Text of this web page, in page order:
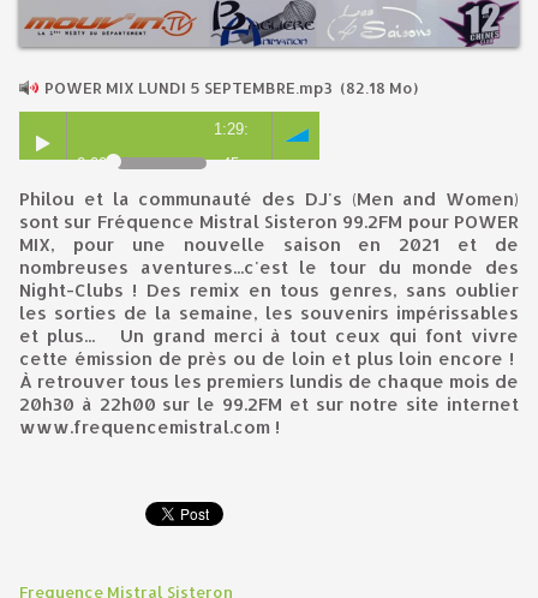
POWER MIX LUNDI 5 SEPTEMBRE.mp3 (82.18 Mo)
0:00
1:29:
45
Philou et la communauté des DJ's (Men and Women)
sont sur Fréquence Mistral Sisteron 99.2FM pour POWER
MIX, pour une nouvelle saison en 2021 et de
nombreuses aventures...c'est le tour du monde des
Night-Clubs ! Des remix en tous genres, sans oublier
les sorties de la semaine, les souvenirs impérissables
et plus... Un grand merci à tout ceux qui font vivre
cette émission de près ou de loin et plus loin encore !
À retrouver tous les premiers lundis de chaque mois de
20h30 à 22h00 sur le 99.2FM et sur notre site internet
www.frequencemistral.com !
Frequence Mistral Sisteron